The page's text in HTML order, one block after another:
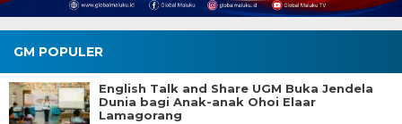
GM POPULER
English Talk and Share UGM Buka Jendela
Dunia bagi Anak-anak Ohoi Elaar
Lamagorang